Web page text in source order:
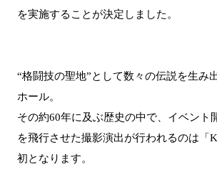
を実施することが決定しました。
“格闘技の聖地”として数々の伝説を生み
ホール。
その約60年に及ぶ歴史の中で、イベント
を飛行させた撮影演出が行われるのは「
初となります。